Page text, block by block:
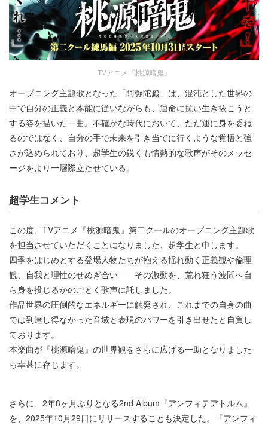
TVアニメ『桃源暗鬼』
オープニング主題歌となった「阿弥陀籤」は、混沌とした世界の
中で自分の正義と本能に従いながらも、運命に抗い生き抜こうと
する姿を描いた一曲。不確かな時代において、ただ運に身を委ね
るのではなく、自分の手で未来を引き当てに行くような覚悟と強
さが込められており、超学生の鋭くも情熱的な歌声がそのメッセ
ージをより一層際立たせている。
超学生コメント
この度、TVアニメ『桃源暗鬼』第二クールのオープニング主題歌
を担当させていただくことになりました、超学生と申します。
四季をはじめとする登場人物たちが抱える揺れ動く正義観や倫理
観、自我と理性のせめぎ合い――その激動を、荒れ狂う波間へ自
ら身を投じるかのごとく歌声に託しました。
作品世界の圧倒的なエネルギーに触発され、これまでの自身の曲
では到達し得なかった音域と表現のパワーを引き出せたと自負し
ております。
本楽曲が『桃源暗鬼』の世界観をさらに広げる一助となりました
ら幸甚に存じます。
さらに、2年8ヶ月ぶりとなる2nd Album『アンフィテアトルム』
を、2025年10月29日にリリースすることも決定した。『アンフィ